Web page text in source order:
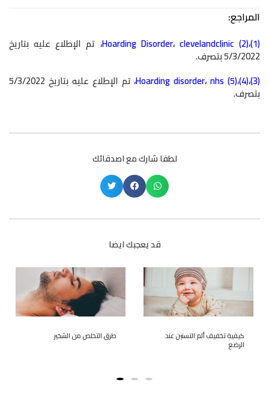
المراجع:
(1)،(2) Hoarding Disorder، clevelandclinic ، تم الإطلاع عليه بتاريخ
5/3/2022 بتصرف.
(3)،(4)،(5)
Hoarding disorder،nhs ، تم الإطلاع عليه بتاريخ 5/3/2022
بتصرف.
لطفا شارك مع اصدقائك
قد يعجبك ايضا
كيفية تخفيف ألم التسنين عند
الرضع
طرق التخلص من الشخير